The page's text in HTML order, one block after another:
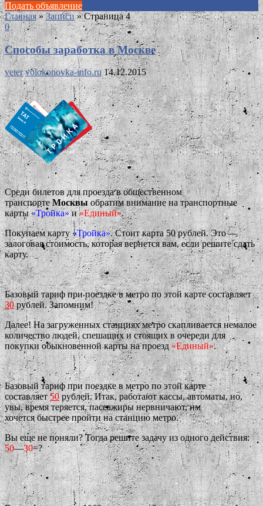
Подать объявление
Главная » Записи » Страница 4
0
Способы заработка в Москве
veter volokonovka-info.ru 14.12.2015
Среди билетов для проезда в общественном
транспортеМосквыобратим внимание на транспортные
карты«Тройка»и«Единый».
Покупаем карту«Тройка».Стоит карта 50 рублей. Это —
залоговая стоимость, которая вернется вам, если решите сдать
карту.
Базовый тариф при поездке в метро по этой карте составляет
30рублей. Запомним!
Далее! На загруженных станциях метро скапливается немалое
количество людей, спешащих и стоящих в очереди для
покупки обыкновенной карты на проезд«Единый».
Базовый тариф при поездке в метро по этой карте
составляет50рублей. Итак, работают кассы, автоматы, но,
увы, время теряется, пассажиры нервничают, им
хочется быстрее пройти на станцию метро.
Вы еще не поняли? Тогда решите задачу из одного действия:
50—30=?